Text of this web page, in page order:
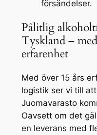
försändelser.
Pålitlig
Tyskland –
erfarenhet
Med över 15 års
logistik ser vi till
Juomavarasto
Oavsett om det
en leverans med